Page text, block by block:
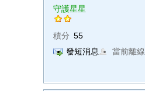
守護星星
積分 55
發短消息
當前離線